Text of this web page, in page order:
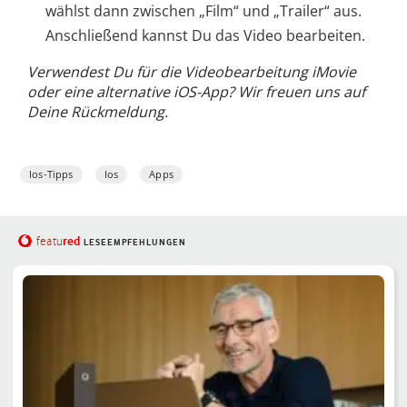
wählst dann zwischen „Film“ und „Trailer“ aus.
Anschließend kannst Du das Video bearbeiten.
Verwendest Du für die Videobearbeitung iMovie
oder eine alternative iOS-App? Wir freuen uns auf
Deine Rückmeldung.
Ios-Tipps Ios Apps
featured LESEEMPFEHLUNGEN